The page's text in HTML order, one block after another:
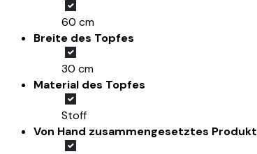
60 cm
Breite des Topfes
30 cm
Material des Topfes
Stoff
Von Hand zusammengesetztes Produkt